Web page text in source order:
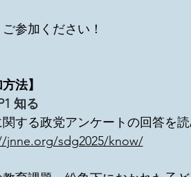
参加ください！
法】
知る
する政党アンケートの回答を
jnne.org/sdg2025/know/